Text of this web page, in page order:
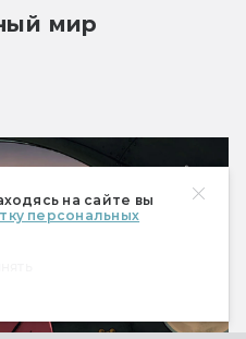
на сайте вы
персональных
мир